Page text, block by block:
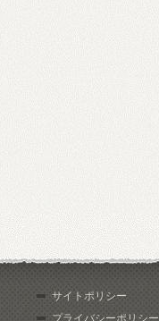
サイトポリシー
プライバシーポリシー